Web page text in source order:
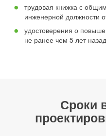
трудовая книжка с
инженерной должности
удостоверения о
не ранее чем 5 лет
Сроки